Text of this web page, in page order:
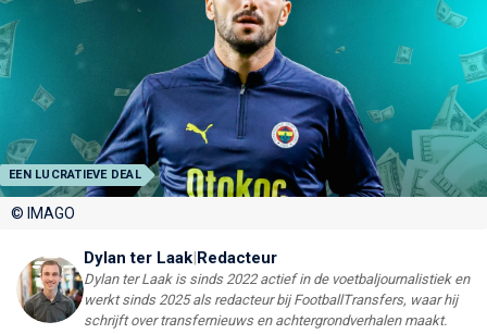
EEN LUCRATIEVE DEAL
© IMAGO
Dylan ter Laak|Redacteur
Dylan ter Laak is sinds 2022 actief in de voetbaljournalistiek en
werkt sinds 2025 als redacteur bij FootballTransfers, waar hij
schrijft over transfernieuws en achtergrondverhalen maakt.